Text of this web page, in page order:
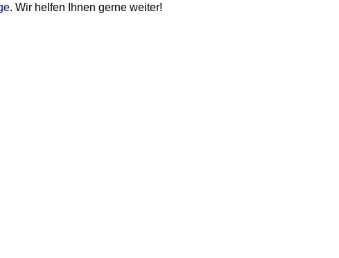
. Wir helfen Ihnen gerne weiter!